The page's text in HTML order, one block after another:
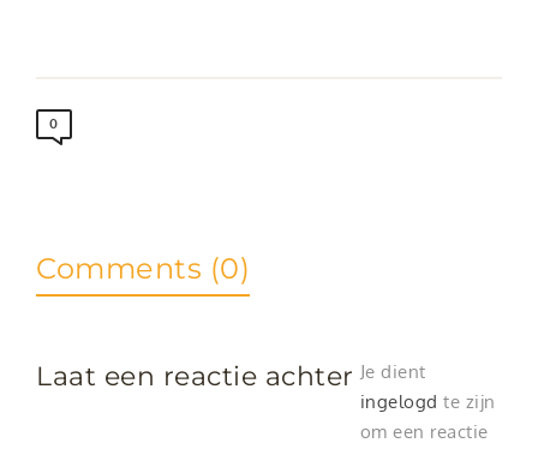
0
Comments (0)
Laat een reactie achter Je dient
ingelogd te zijn
om een reactie